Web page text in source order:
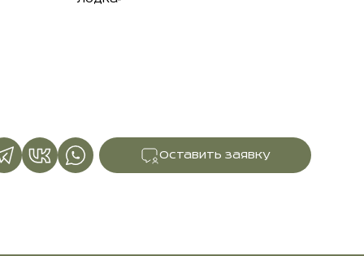
Оставить заявку